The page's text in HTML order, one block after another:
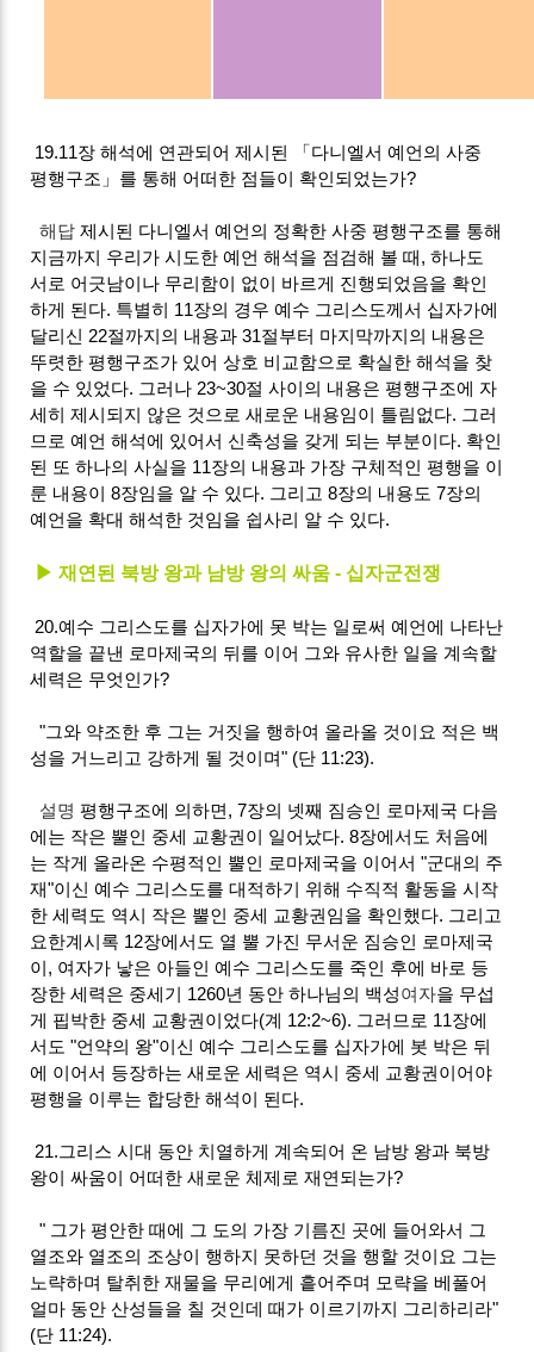
19.11장 해석에 연관되어 제시된 「다니엘서 예언의 사중
평행구조」를 통해 어떠한 점들이 확인되었는가?
해답 제시된 다니엘서 예언의 정확한 사중 평행구조를 통해
지금까지 우리가 시도한 예언 해석을 점검해 볼 때, 하나도
서로 어긋남이나 무리함이 없이 바르게 진행되었음을 확인
하게 된다. 특별히 11장의 경우 예수 그리스도께서 십자가에
달리신 22절까지의 내용과 31절부터 마지막까지의 내용은
뚜렷한 평행구조가 있어 상호 비교함으로 확실한 해석을 찾
을 수 있었다. 그러나 23~30절 사이의 내용은 평행구조에 자
세히 제시되지 않은 것으로 새로운 내용임이 틀림없다. 그러
므로 예언 해석에 있어서 신축성을 갖게 되는 부분이다. 확인
된 또 하나의 사실을 11장의 내용과 가장 구체적인 평행을 이
룬 내용이 8장임을 알 수 있다. 그리고 8장의 내용도 7장의
예언을 확대 해석한 것임을 쉽사리 알 수 있다.
▶ 재연된 북방 왕과 남방 왕의 싸움 - 십자군전쟁
20.예수 그리스도를 십자가에 못 박는 일로써 예언에 나타난
역할을 끝낸 로마제국의 뒤를 이어 그와 유사한 일을 계속할
세력은 무엇인가?
"그와 약조한 후 그는 거짓을 행하여 올라올 것이요 적은 백
성을 거느리고 강하게 될 것이며" (단 11:23).
설명 평행구조에 의하면, 7장의 넷째 짐승인 로마제국 다음
에는 작은 뿔인 중세 교황권이 일어났다. 8장에서도 처음에
는 작게 올라온 수평적인 뿔인 로마제국을 이어서 "군대의 주
재"이신 예수 그리스도를 대적하기 위해 수직적 활동을 시작
한 세력도 역시 작은 뿔인 중세 교황권임을 확인했다. 그리고
요한계시록 12장에서도 열 뿔 가진 무서운 짐승인 로마제국
이, 여자가 낳은 아들인 예수 그리스도를 죽인 후에 바로 등
장한 세력은 중세기 1260년 동안 하나님의 백성여자을 무섭
게 핍박한 중세 교황권이었다(계 12:2~6). 그러므로 11장에
서도 "언약의 왕"이신 예수 그리스도를 십자가에 봇 박은 뒤
에 이어서 등장하는 새로운 세력은 역시 중세 교황권이어야
평행을 이루는 합당한 해석이 된다.
21.그리스 시대 동안 치열하게 계속되어 온 남방 왕과 북방
왕이 싸움이 어떠한 새로운 체제로 재연되는가?
" 그가 평안한 때에 그 도의 가장 기름진 곳에 들어와서 그
열조와 열조의 조상이 행하지 못하던 것을 행할 것이요 그는
노략하며 탈취한 재물을 무리에게 흩어주며 모략을 베풀어
얼마 동안 산성들을 칠 것인데 때가 이르기까지 그리하리라"
(단 11:24).